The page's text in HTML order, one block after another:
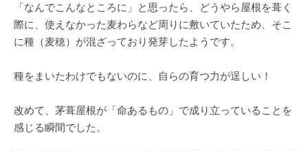
「なんでこんなところに」と思ったら、どうやら屋根を葺く
際に、使えなかった麦わらなど周りに敷いていたため、そこ
に種（麦穂）が混ざっており発芽したようです。
種をまいたわけでもないのに、自らの育つ力が逞しい！
改めて、茅葺屋根が「命あるもの」で成り立っていることを
感じる瞬間でした。